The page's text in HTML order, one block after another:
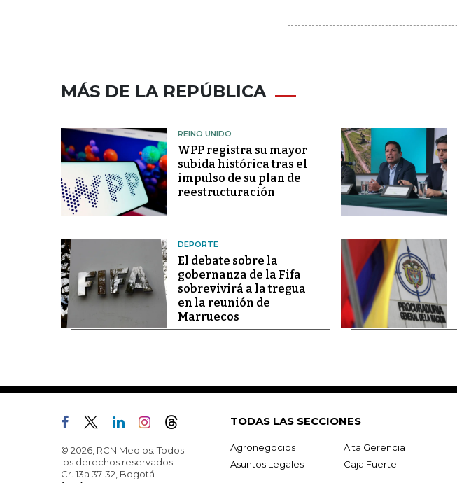
MÁS DE LA REPÚBLICA
REINO UNIDO
WPP registra su mayor
subida histórica tras el
impulso de su plan de
reestructuración
DEPORTE
El debate sobre la
gobernanza de la Fifa
sobrevivirá a la tregua
en la reunión de
Marruecos
© 2026, RCN Medios. Todos
los derechos reservados.
Cr. 13a 37-32, Bogotá
TODAS LAS SECCIONES
Agronegocios Alta Gerencia
Asuntos Legales
Caja Fuerte